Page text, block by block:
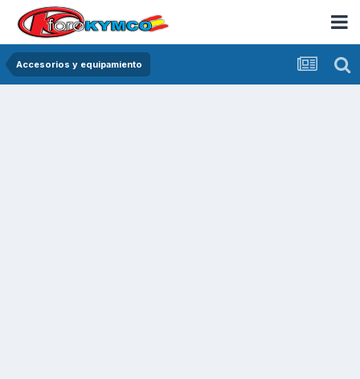
Accesorios y equipamiento